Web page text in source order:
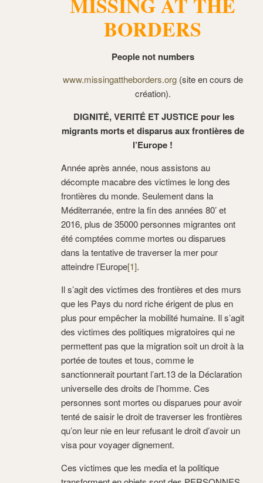
BORDERS
People not numbers
www.missingattheborders.org(site en cours de
création).
DIGNITÉ, VERITÉ ET JUSTICE pour les
migrants morts et disparus aux frontières de
l’Europe !
Année après année, nous assistons au
décompte macabre des victimes le long des
frontières du monde. Seulement dans la
Méditerranée, entre la fin des années 80’ et
2016, plus de 35000 personnes migrantes ont
été comptées comme mortes ou disparues
dans la tentative de traverser la mer pour
atteindre l’Europe[1].
Il s’agit des victimes des frontières et des murs
que les Pays du nord riche érigent de plus en
plus pour empêcher la mobilité humaine. Il s’agit
des victimes des politiques migratoires qui ne
permettent pas que la migration soit un droit à la
portée de toutes et tous, comme le
sanctionnerait pourtant l’art.13 de la Déclaration
universelle des droits de l’homme. Ces
personnes sont mortes ou disparues pour avoir
tenté de saisir le droit de traverser les frontières
qu’on leur nie en leur refusant le droit d’avoir un
visa pour voyager dignement.
Ces victimes que les media et la politique